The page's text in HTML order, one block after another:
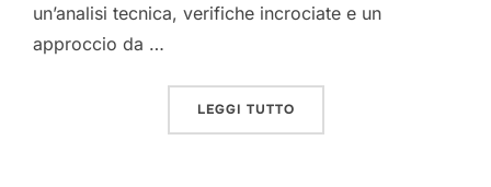
un’analisi tecnica, verifiche incrociate e un
approccio da …
LEGGI TUTTO“INSTAGRAM 2026: